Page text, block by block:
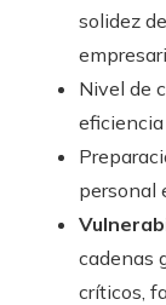
solidez
Nivel de
personal
cadenas
críticos,